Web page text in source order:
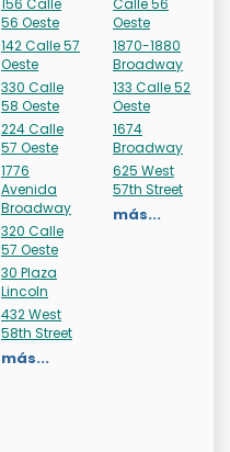
156 Calle
56 Oeste
142 Calle 57
Oeste
330 Calle
58 Oeste
224 Calle
57 Oeste
1776
Avenida
Broadway
320 Calle
57 Oeste
30 Plaza
Lincoln
432 West
58th Street
más...
Calle 56
Oeste
1870-1880
Broadway
133 Calle 52
Oeste
1674
Broadway
625 West
57th Street
más...